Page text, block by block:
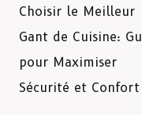
Choisir le Meilleur
Gant de Cuisine:
pour Maximiser
Sécurité et Confort